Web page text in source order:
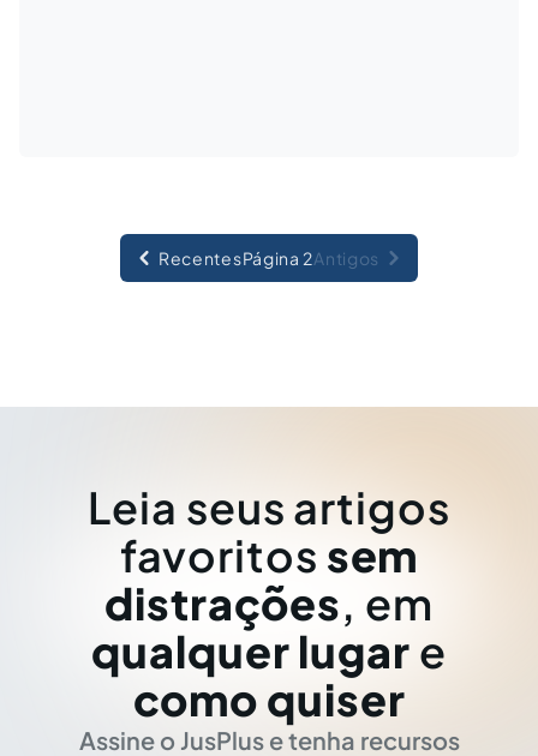
RecentesPágina 2Antigos
Leia seus artigos
favoritos sem
distrações, em
qualquer lugar e
como quiser
Assine o JusPlus e tenha recursos